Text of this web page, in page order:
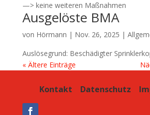
—> keine weiteren Maßnahmen
Ausgelöste BMA
von Hörmann | Nov. 26, 2025 |
Auslösegrund: Beschädigter
« Ältere Einträge
Kontakt Datenschutz